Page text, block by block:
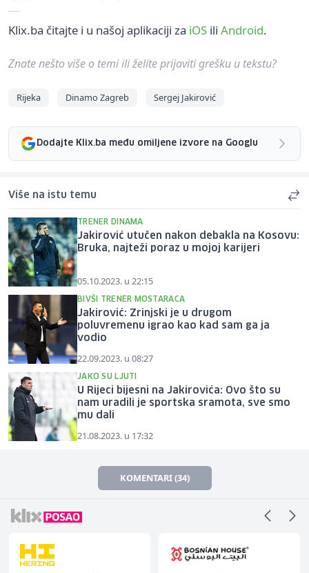
Klix.ba čitajte i u našoj aplikaciji za iOS ili Android.
Znate nešto više o temi ili želite prijaviti grešku u tekstu?
Rijeka Dinamo Zagreb Sergej Jakirović
Dodajte Klix.ba među omiljene izvore na Googlu
Više na istu temu
TRENER DINAMA
Jakirović utučen nakon debakla na Kosovu:
Bruka, najteži poraz u mojoj karijeri
05.10.2023. u 22:15
BIVŠI TRENER MOSTARACA
Jakirović: Zrinjski je u drugom
poluvremenu igrao kao kad sam ga ja
vodio
22.09.2023. u 08:27
JAKO SU LJUTI
U Rijeci bijesni na Jakirovića: Ovo što su
nam uradili je sportska sramota, sve smo
mu dali
21.08.2023. u 17:32
KOMENTARI (34)